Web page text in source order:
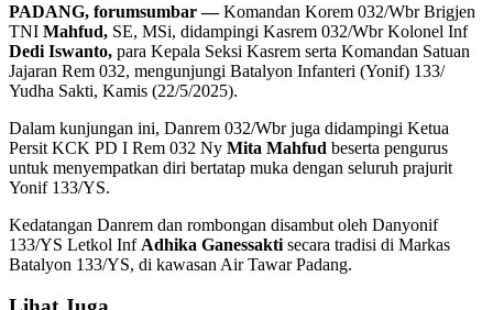
PADANG, forumsumbar —Komandan Korem 032/Wbr Brigjen
TNI Mahfud, SE, MSi, didampingi Kasrem 032/Wbr Kolonel Inf
Dedi Iswanto, para Kepala Seksi Kasrem serta Komandan Satuan
Jajaran Rem 032, mengunjungi Batalyon Infanteri (Yonif) 133/
Yudha Sakti, Kamis (22/5/2025).
Dalam kunjungan ini, Danrem 032/Wbr juga didampingi Ketua
Persit KCK PD I Rem 032 Ny Mita Mahfud beserta pengurus
untuk menyempatkan diri bertatap muka dengan seluruh prajurit
Yonif 133/YS.
Kedatangan Danrem dan rombongan disambut oleh Danyonif
133/YS Letkol Inf Adhika Ganessakti secara tradisi di Markas
Batalyon 133/YS, di kawasan Air Tawar Padang.